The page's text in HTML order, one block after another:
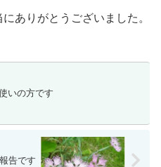
ありがとうございました。
いの方です
告です